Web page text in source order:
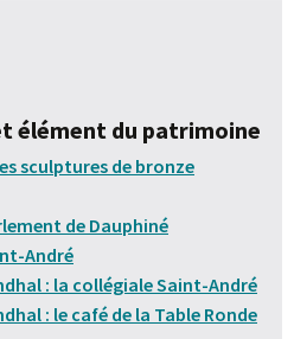
élément du patrimoine
sculptures de bronze
de Dauphiné
André
: la collégiale Saint-André
: le café de la Table Ronde